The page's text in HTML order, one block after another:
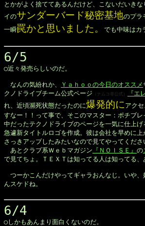
とかがよく捨ててあるんだけど、こないだいき
イのサンダーバード秘密基地のプラ
一瞬罠かと思いました。 でも中味はカ
6/5
◯近々発売らしいのだ。
なんの気紛れか、 Ｙａｈｏｏの今日のオススメ
クノドライブチーム公式ページ （ナムコ非公式） 『エ
れ、近頃瀕死状態だったのに爆発的に アク
すなー！！って事で、そこのマスター：ポチブ
中だったテクノドライブのページを一気に仕上
急遽新タイトルロゴを作成。彼は会社を早めに
さっきアップしたみたいなので見てやってくださ
あとクラブ系Ｗｅｂマガジン 『ＮＯＩＳＥ』 の
で見てちょ。ＴＥＸＴは知ってる人は知ってる、
つーかこんだけやってギャラおんなじ。いや、
んスケドね。
6/4
◯しかもあんまり面白くないのだ。